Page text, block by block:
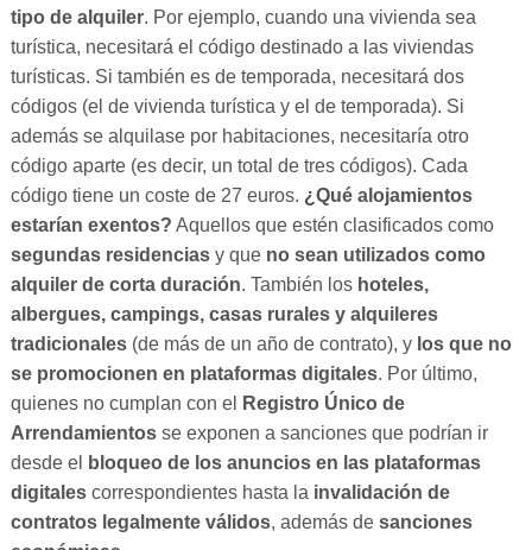
tipo de alquiler. Por ejemplo, cuando una vivienda sea
turística, necesitará el código destinado a las viviendas
turísticas. Si también es de temporada, necesitará dos
códigos (el de vivienda turística y el de temporada). Si
además se alquilase por habitaciones, necesitaría otro
código aparte (es decir, un total de tres códigos). Cada
código tiene un coste de 27 euros. ¿Qué alojamientos
estarían exentos? Aquellos que estén clasificados como
segundas residenciasy que no sean utilizados como
alquiler de corta duración. También los hoteles,
albergues, campings, casas rurales y alquileres
tradicionales(de más de un año de contrato), y los que no
se promocionen en plataformas digitales. Por último,
quienes no cumplan con el
Registro Único de
Arrendamientos se exponen a sanciones que podrían ir
desde el
bloqueo de los anuncios en las plataformas
digitalescorrespondientes hasta la invalidación de
contratos legalmente válidos, además de sanciones